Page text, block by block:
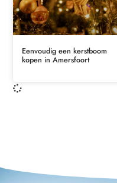
Eenvoudig een kerstboom
kopen in Amersfoort